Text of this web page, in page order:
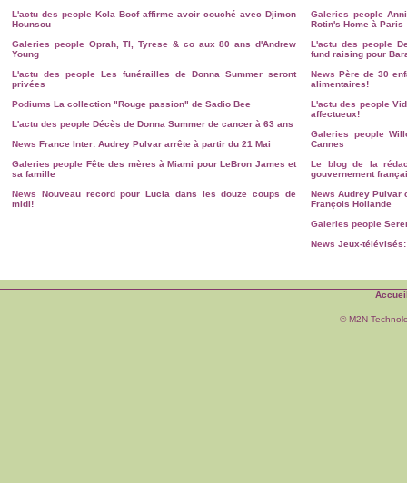
L'actu des people Kola Boof affirme avoir couché avec Djimon
Hounsou
Galeries people Oprah, TI, Tyrese & co aux 80 ans d'Andrew
Young
L'actu des people Les funérailles de Donna Summer seront
privées
Podiums La collection "Rouge passion" de Sadio Bee
L'actu des people Décès de Donna Summer de cancer à 63 ans
News France Inter: Audrey Pulvar arrête à partir du 21 Mai
Galeries people Fête des mères à Miami pour LeBron James et
sa famille
News
Nouveau record pour Lucia dans les douze coups de
midi!
Galeries people
Rotin's Home à Paris
L'actu des people
fund raising pour
News Père de 30
alimentaires!
L'actu des people
affectueux!
Galeries people
Cannes
Le blog de la
gouvernement
News Audrey Pulvar
François Hollande
Galeries people
News Jeux-
© M2N